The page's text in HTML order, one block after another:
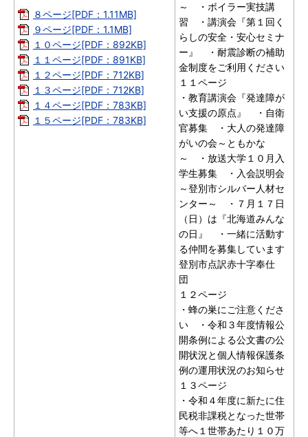
８ページ[PDF：1.11MB]
９ページ[PDF：1.1MB]
１０ページ[PDF：892KB]
１１ページ[PDF：891KB]
１２ページ[PDF：712KB]
１３ページ[PDF：712KB]
１４ページ[PDF：783KB]
１５ページ[PDF：783KB]
～ ・ボイラー実技講
習 ・講演会『第１回く
らしの安全・安心セミナ
ー』 ・耐震診断の補助
金制度をご利用ください
１１ページ
・教育講演会『発達障が
い支援の原点』 ・自衛
官募集 ・大人の発達障
がいの会～ともかな
～ ・放送大学１０月入
学生募集 ・入会説明会
～登別市シルバー人材セ
ンター～ ・７月１７日
（日）は『北海道みんな
の日』 ・一緒に活動す
る仲間を募集しています
登別市点訳赤十字奉仕
団
１２ページ
・蜂の巣にご注意くださ
い ・令和３年度情報公
開条例による公文書の公
開状況と個人情報保護条
例の運用状況のお知らせ
１３ページ
・令和４年度に新たに住
民税非課税となった世帯
等へ１世帯あたり１０万